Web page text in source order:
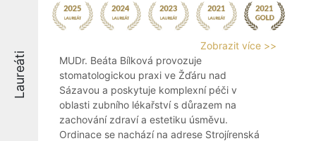
Laureáti
Zobrazit více >>
MUDr. Beáta Bílková provozuje
stomatologickou praxi ve Žďáru nad
Sázavou a poskytuje komplexní péči v
oblasti zubního lékařství s důrazem na
zachování zdraví a estetiku úsměvu.
Ordinace se nachází na adrese Strojírenská